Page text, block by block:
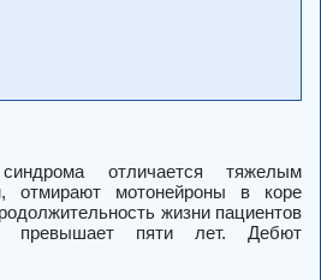
отличается тяжелым
отмирают мотонейроны в коре
жизни пациентов
пяти лет. Дебют